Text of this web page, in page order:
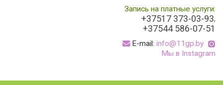
Запись на платные услуги:
+37517 373-03-93,
+37544 586-07-51
E-mail: info@11gp.by
Мы в Instagram